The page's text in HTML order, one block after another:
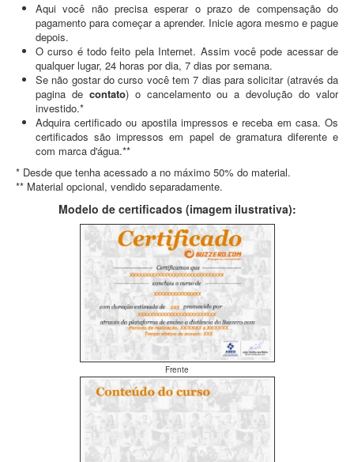
Aqui você não precisa esperar o prazo de compensação do
pagamento para começar a aprender. Inicie agora mesmo e pague
depois.
O curso é todo feito pela Internet. Assim você pode acessar de
qualquer lugar, 24 horas por dia, 7 dias por semana.
Se não gostar do curso você tem 7 dias para solicitar (através da
pagina de contato) o cancelamento ou a devolução do valor
investido.*
Adquira certificado ou apostila impressos e receba em casa. Os
certificados são impressos em papel de gramatura diferente e
com marca d'água.**
* Desde que tenha acessado a no máximo 50% do material.
** Material opcional, vendido separadamente.
Modelo de certificados (imagem ilustrativa):
Frente